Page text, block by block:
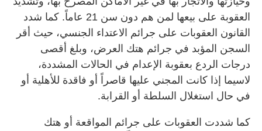
العقوبة على بيعها لمن هم دون سن 21 عاماً. كما شدد
القانون العقوبات على جرائم الاعتداء الجنسي، حيث أقر
السجن المؤبد في جرائم هتك العرض، وبلغ أقصى
درجات الردع بعقوبة الإعدام في الحالات المشددة،
لاسيما إذا كانت المجني عليها قاصراً أو فاقدة للأهلية أو
في حال استغلال السلطة أو القرابة.
كما شددت العقوبات على جرائم المواقعة أو هتك